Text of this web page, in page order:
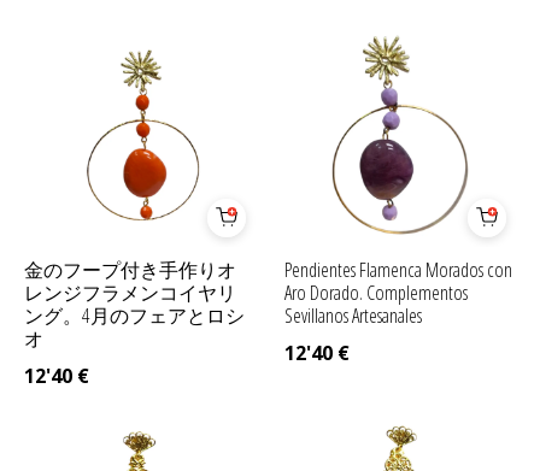
金のフープ付き手作りオ
レンジフラメンコイヤリ
ング。4月のフェアとロシ
オ
12'40 €
Pendientes Flamenca Morados con
Aro Dorado. Complementos
Sevillanos Artesanales
12'40 €